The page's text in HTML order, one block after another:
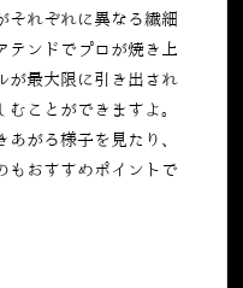
それぞれに異なる繊細
テンドでプロが焼き上
が最大限に引き出され
ことができますよ。
がる様子を見たり、
もおすすめポイントで